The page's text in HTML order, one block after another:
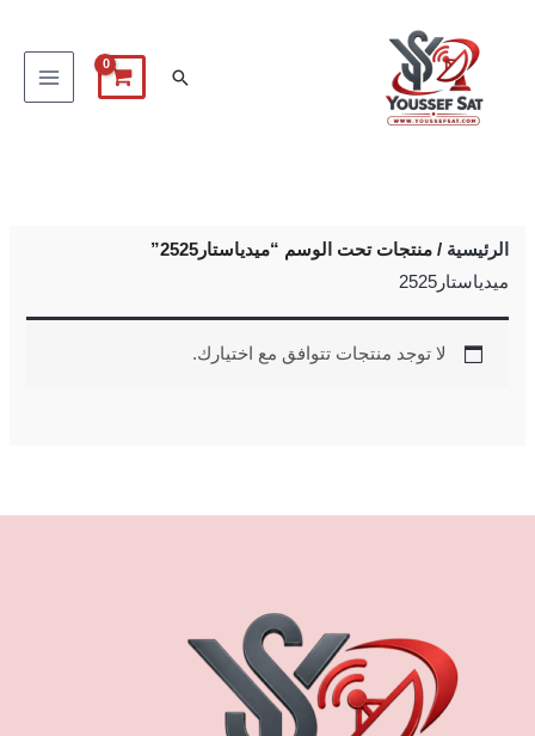
البحث
الرئيسية / منتجات تحت الوسم “ميدياستار2525”
ميدياستار2525
لا توجد منتجات تتوافق مع اختيارك.